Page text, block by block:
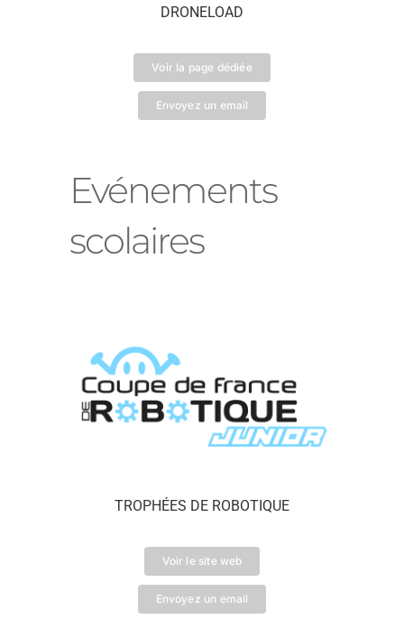
DRONELOAD
Voir la page dédiée
Envoyez un email
Evénements
scolaires
TROPHÉES DE ROBOTIQUE
Voir le site web
Envoyez un email